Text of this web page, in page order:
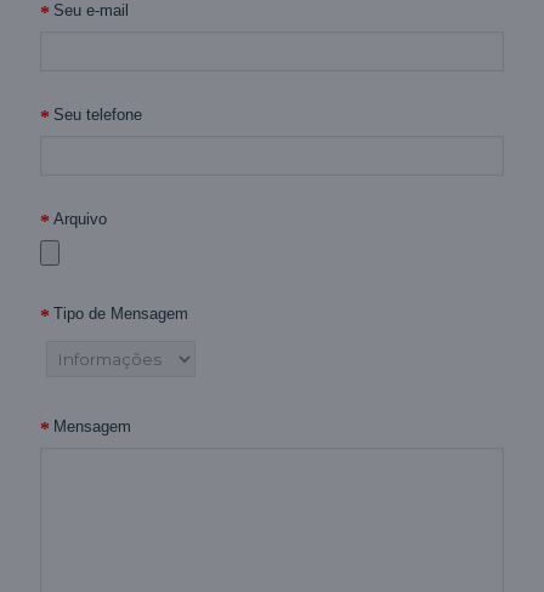
Seu e-mail
Seu telefone
Arquivo
Tipo de Mensagem
Mensagem